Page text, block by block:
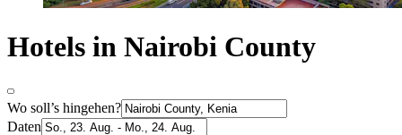
Hotels in Nairobi County
Wo soll’s hingehen?
Daten